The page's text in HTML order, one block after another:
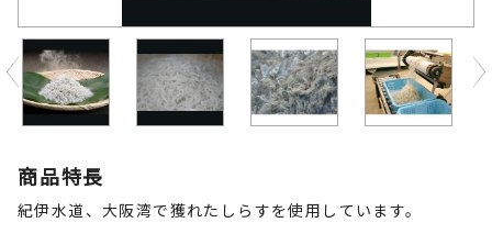
Previous
商品特長
紀伊水道、大阪湾で獲れたしらすを使用しています。